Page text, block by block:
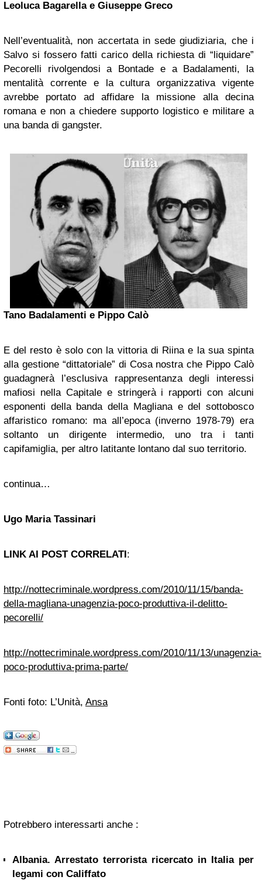
Leoluca Bagarella e Giuseppe Greco
Nell’eventualità, non accertata in sede giudiziaria, che i
Salvo si fossero fatti carico della richiesta di “liquidare”
Pecorelli rivolgendosi a Bontade e a Badalamenti, la
mentalità corrente e la cultura organizzativa vigente
avrebbe portato ad affidare la missione alla decina
romana e non a chiedere supporto logistico e militare a
una banda di gangster.
Tano Badalamenti e Pippo Calò
E del resto è solo con la vittoria di Riina e la sua spinta
alla gestione “dittatoriale” di Cosa nostra che Pippo Calò
guadagnerà l’esclusiva rappresentanza degli interessi
mafiosi nella Capitale e stringerà i rapporti con alcuni
esponenti della banda della Magliana e del sottobosco
affaristico romano: ma all’epoca (inverno 1978-79) era
soltanto un dirigente intermedio, uno tra i tanti
capifamiglia, per altro latitante lontano dal suo territorio.
continua…
Ugo Maria Tassinari
LINK AI POST CORRELATI:
http://nottecriminale.wordpress.com/2010/11/15/banda-
della-magliana-unagenzia-poco-produttiva-il-delitto-
pecorelli/
http://nottecriminale.wordpress.com/2010/11/13/unagenzia-
poco-produttiva-prima-parte/
Fonti foto: L’Unità, Ansa
Potrebbero interessarti anche :
Albania. Arrestato terrorista ricercato in Italia per
legami con Califfato